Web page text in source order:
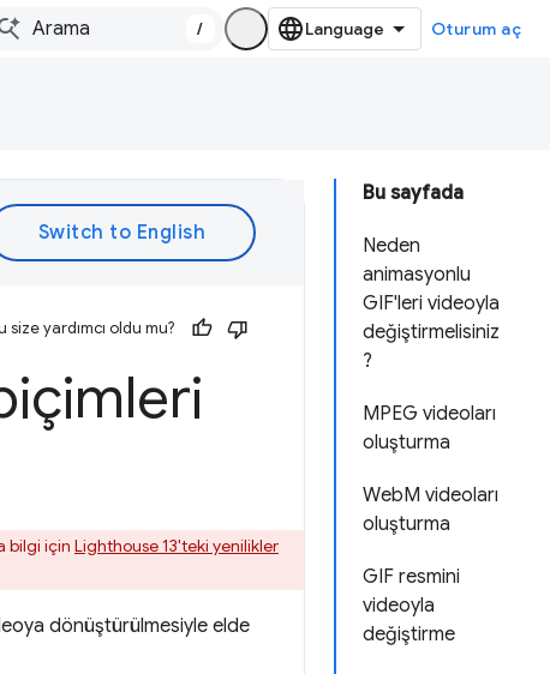
/ Oturum aç
Bu sayfada
Neden
animasyonlu
GIF'leri videoyla
değiştirmelisiniz
?
MPEG videoları
oluşturma
WebM videoları
oluşturma
GIF resmini
videoyla
değiştirme
size yardımcı oldu mu?
bilgi için Lighthouse 13'teki yenilikler
dönüştürülmesiyle elde